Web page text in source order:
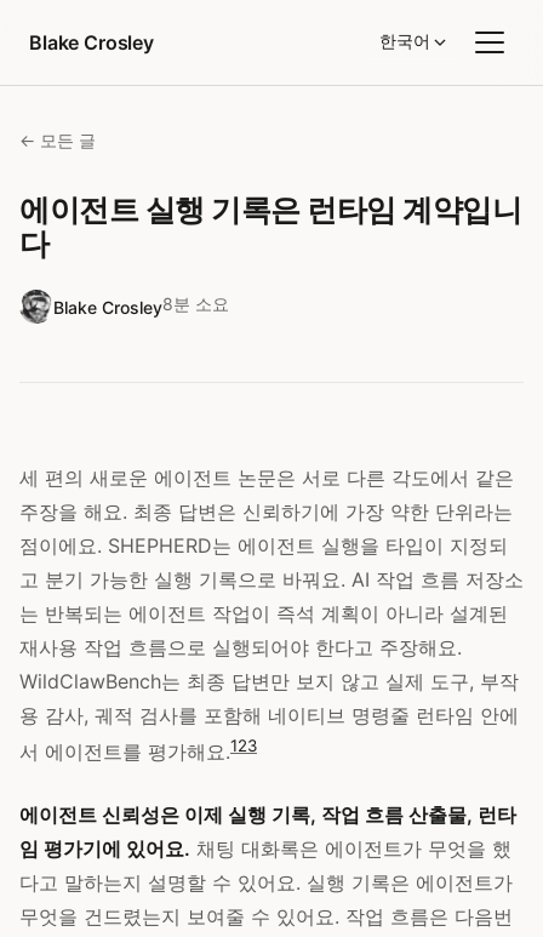
Blake Crosley
한국어
← 모든 글
에이전트 실행 기록은 런타임 계약입니
다
Blake Crosley8분 소요
세 편의 새로운 에이전트 논문은 서로 다른 각도에서 같은
주장을 해요. 최종 답변은 신뢰하기에 가장 약한 단위라는
점이에요. SHEPHERD는 에이전트 실행을 타입이 지정되
고 분기 가능한 실행 기록으로 바꿔요. AI 작업 흐름 저장소
는 반복되는 에이전트 작업이 즉석 계획이 아니라 설계된
재사용 작업 흐름으로 실행되어야 한다고 주장해요.
WildClawBench는 최종 답변만 보지 않고 실제 도구, 부작
용 감사, 궤적 검사를 포함해 네이티브 명령줄 런타임 안에
서 에이전트를 평가해요.123
에이전트 신뢰성은 이제 실행 기록, 작업 흐름 산출물, 런타
임 평가기에 있어요. 채팅 대화록은 에이전트가 무엇을 했
다고 말하는지 설명할 수 있어요. 실행 기록은 에이전트가
무엇을 건드렸는지 보여줄 수 있어요. 작업 흐름은 다음번